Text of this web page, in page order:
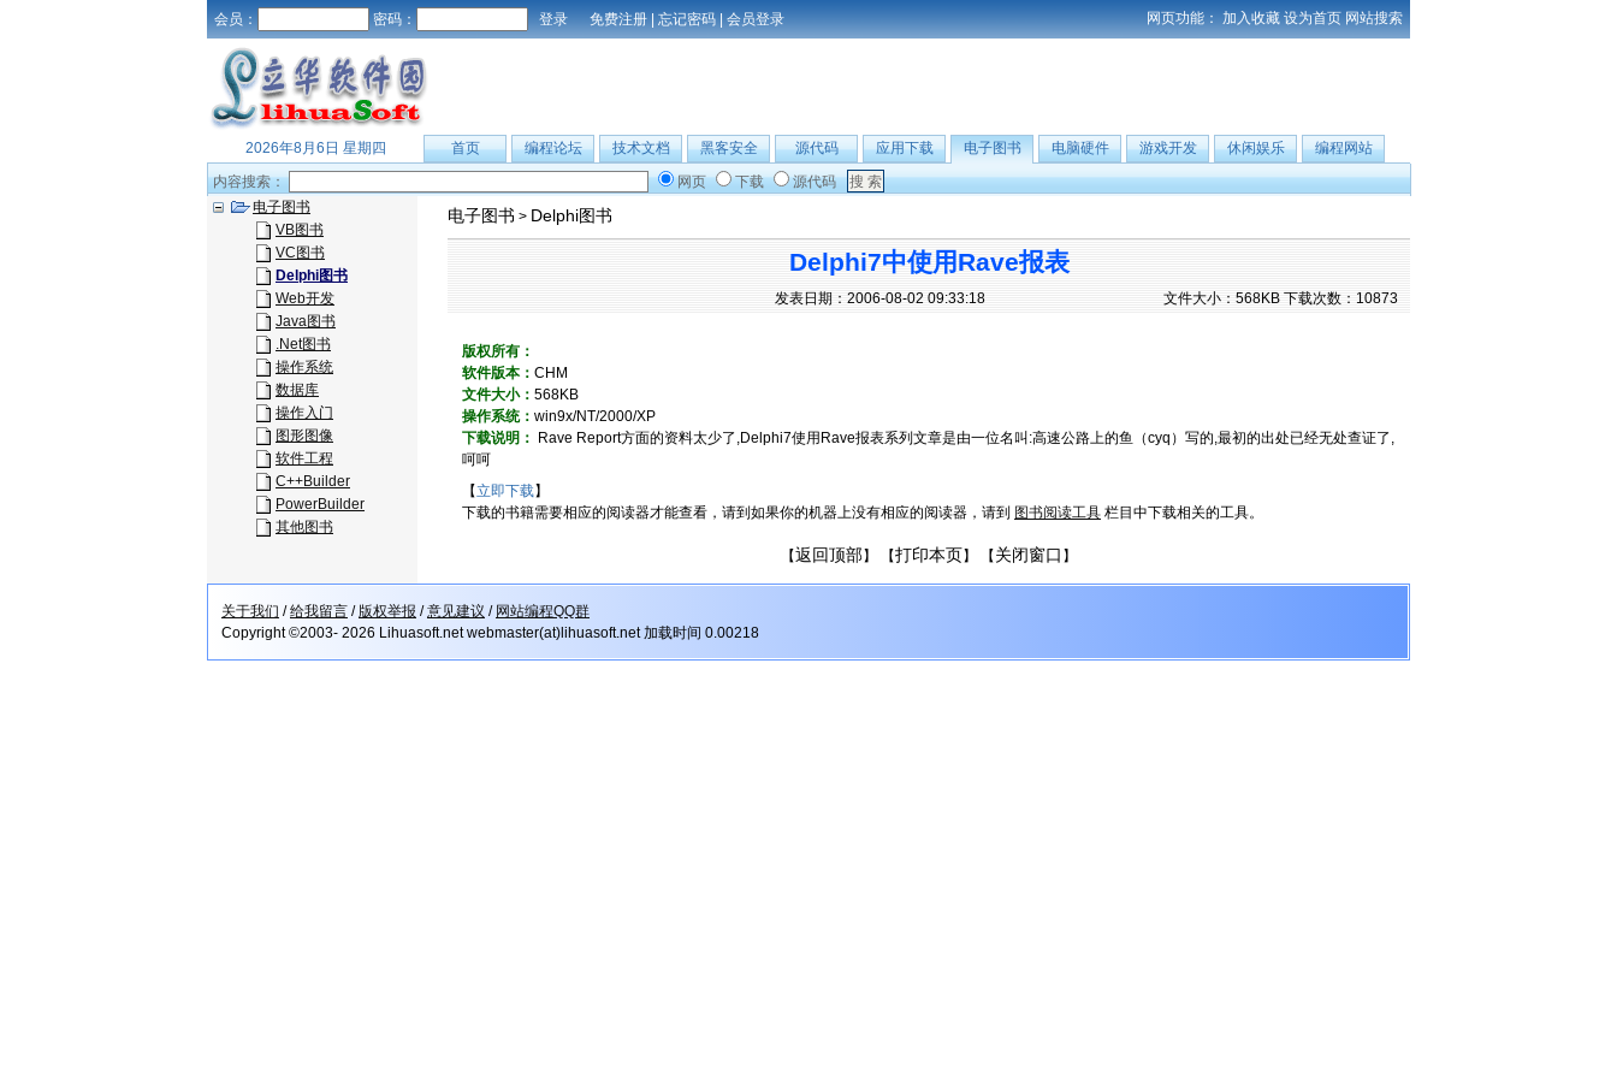
会员： 密码： 免费注册 | 忘记密码 | 会员登录 网页功能： 加入收藏 设为首页 网站搜索
2026年8月6日 星期四 首页 编程论坛 技术文档 黑客安全 源代码 应用下载 电子图书 电脑硬件 游戏开发 休闲娱乐
编程网站
内容搜索：
网页 下载
源代码
电子图书
VB图书
VC图书
Delphi图书
Web开发
Java图书
.Net图书
操作系统
数据库
操作入门
图形图像
软件工程
C++Builder
PowerBuilder
其他图书
电子图书 > Delphi图书
Delphi7中使用Rave报表
发表日期：2006-08-02 09:33:18 文件大小：568KB 下载次数：10873
版权所有：
软件版本： CHM
文件大小： 568KB
操作系统： win9x/NT/2000/XP
下载说明：
Rave Report方面的资料太少了,Delphi7使用Rave报表系列文章是由一位名叫:高速公路上的鱼（cyq）写的,最初的出处已经无处查证了,
呵呵
【立即下载】
下载的书籍需要相应的阅读器才能查看，请到如果你的机器上没有相应的阅读器，请到 图书阅读工具 栏目中下载相关的工具。
【返回顶部】 【打印本页】 【 关闭窗口 】
关于我们 /给我留言 /版权举报 /意见建议 / 网站编程QQ群
Copyright ©2003- 2026 Lihuasoft.net webmaster(at)lihuasoft.net 加载时间 0.00218